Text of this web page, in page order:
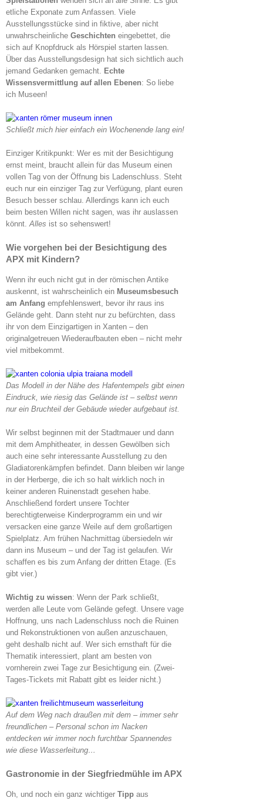
etliche Exponate zum Anfassen. Viele
Ausstellungsstücke sind in fiktive, aber nicht
unwahrscheinliche Geschichten eingebettet, die
sich auf Knopfdruck als Hörspiel starten lassen.
Über das Ausstellungsdesign hat sich sichtlich auch
jemand Gedanken gemacht. Echte
Wissensvermittlung auf allen Ebenen: So liebe
ich Museen!
Schließt mich hier einfach ein Wochenende lang ein!
Einziger Kritikpunkt: Wer es mit der Besichtigung
ernst meint, braucht allein für das Museum einen
vollen Tag von der Öffnung bis Ladenschluss. Steht
euch nur ein einziger Tag zur Verfügung, plant euren
Besuch besser schlau. Allerdings kann ich euch
beim besten Willen nicht sagen, was ihr auslassen
könnt. Alles ist so sehenswert!
Wie vorgehen bei der Besichtigung des
APX mit Kindern?
Wenn ihr euch nicht gut in der römischen Antike
auskennt, ist wahrscheinlich ein Museumsbesuch
am Anfang empfehlenswert, bevor ihr raus ins
Gelände geht. Dann steht nur zu befürchten, dass
ihr von dem Einzigartigen in Xanten – den
originalgetreuen Wiederaufbauten eben – nicht mehr
viel mitbekommt.
Das Modell in der Nähe des Hafentempels gibt einen
Eindruck, wie riesig das Gelände ist – selbst wenn
nur ein Bruchteil der Gebäude wieder aufgebaut ist.
Wir selbst beginnen mit der Stadtmauer und dann
mit dem Amphitheater, in dessen Gewölben sich
auch eine sehr interessante Ausstellung zu den
Gladiatorenkämpfen befindet. Dann bleiben wir lange
in der Herberge, die ich so halt wirklich noch in
keiner anderen Ruinenstadt gesehen habe.
Anschließend fordert unsere Tochter
berechtigterweise Kinderprogramm ein und wir
versacken eine ganze Weile auf dem großartigen
Spielplatz. Am frühen Nachmittag übersiedeln wir
dann ins Museum – und der Tag ist gelaufen. Wir
schaffen es bis zum Anfang der dritten Etage. (Es
gibt vier.)
Wichtig zu wissen: Wenn der Park schließt,
werden alle Leute vom Gelände gefegt. Unsere vage
Hoffnung, uns nach Ladenschluss noch die Ruinen
und Rekonstruktionen von außen anzuschauen,
geht deshalb nicht auf. Wer sich ernsthaft für die
Thematik interessiert, plant am besten von
vornherein zwei Tage zur Besichtigung ein. (Zwei-
Tages-Tickets mit Rabatt gibt es leider nicht.)
Auf dem Weg nach draußen mit dem – immer sehr
freundlichen – Personal schon im Nacken
entdecken wir immer noch furchtbar Spannendes
wie diese Wasserleitung…
Gastronomie in der Siegfriedmühle im APX
Oh, und noch ein ganz wichtiger Tipp aus